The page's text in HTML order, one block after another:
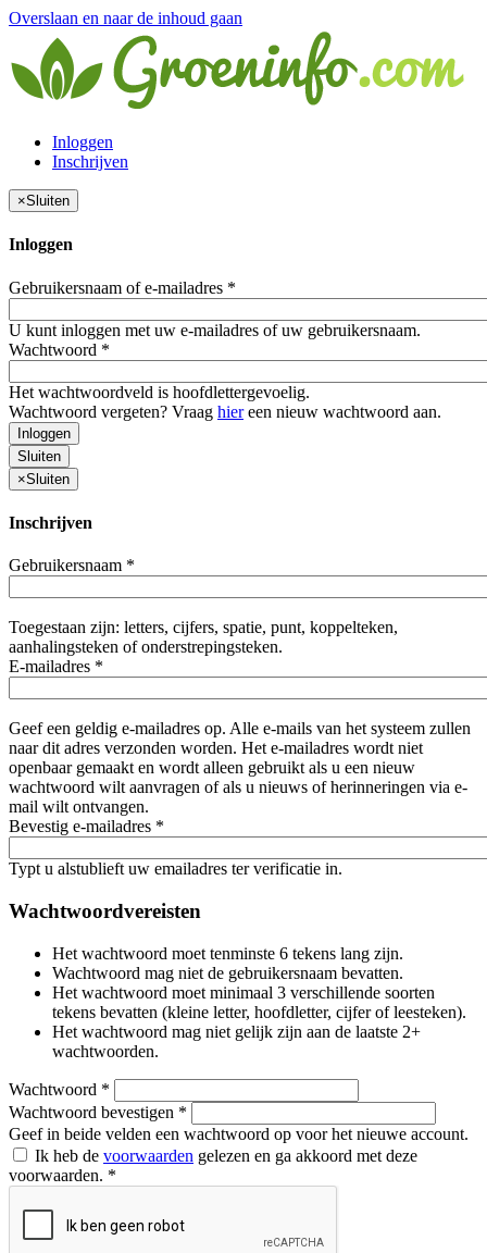
Overslaan en naar de inhoud gaan
Inloggen
Inschrijven
×Sluiten
Inloggen
Gebruikersnaam of e-mailadres *
U kunt inloggen met uw e-mailadres of uw gebruikersnaam.
Wachtwoord *
Het wachtwoordveld is hoofdlettergevoelig.
Wachtwoord vergeten? Vraag hiereen nieuw wachtwoord aan.
Inloggen
Sluiten
×Sluiten
Inschrijven
Gebruikersnaam *
Toegestaan zijn: letters, cijfers, spatie, punt, koppelteken,
aanhalingsteken of onderstrepingsteken.
E-mailadres *
Geef een geldig e-mailadres op. Alle e-mails van het systeem zullen
naar dit adres verzonden worden. Het e-mailadres wordt niet
openbaar gemaakt en wordt alleen gebruikt als u een nieuw
wachtwoord wilt aanvragen of als u nieuws of herinneringen via e-
mail wilt ontvangen.
Bevestig e-mailadres *
Typt u alstublieft uw emailadres ter verificatie in.
Wachtwoordvereisten
Het wachtwoord moet tenminste 6 tekens lang zijn.
Wachtwoord mag niet de gebruikersnaam bevatten.
Het wachtwoord moet minimaal 3 verschillende soorten
tekens bevatten (kleine letter, hoofdletter, cijfer of leesteken).
Het wachtwoord mag niet gelijk zijn aan de laatste 2+
wachtwoorden.
Wachtwoord *
Wachtwoord bevestigen *
Geef in beide velden een wachtwoord op voor het nieuwe account.
Ik heb de voorwaarden gelezen en ga akkoord met deze
voorwaarden. *